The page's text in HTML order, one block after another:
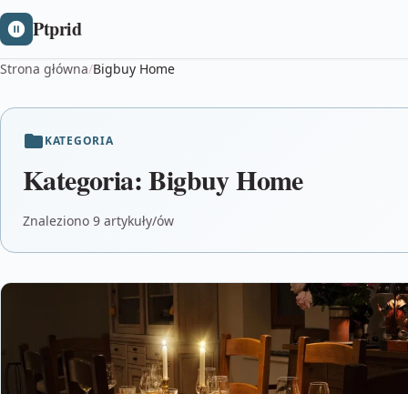
Ptprid
Strona główna/Bigbuy Home
KATEGORIA
Kategoria:Bigbuy Home
Znaleziono 9 artykuły/ów